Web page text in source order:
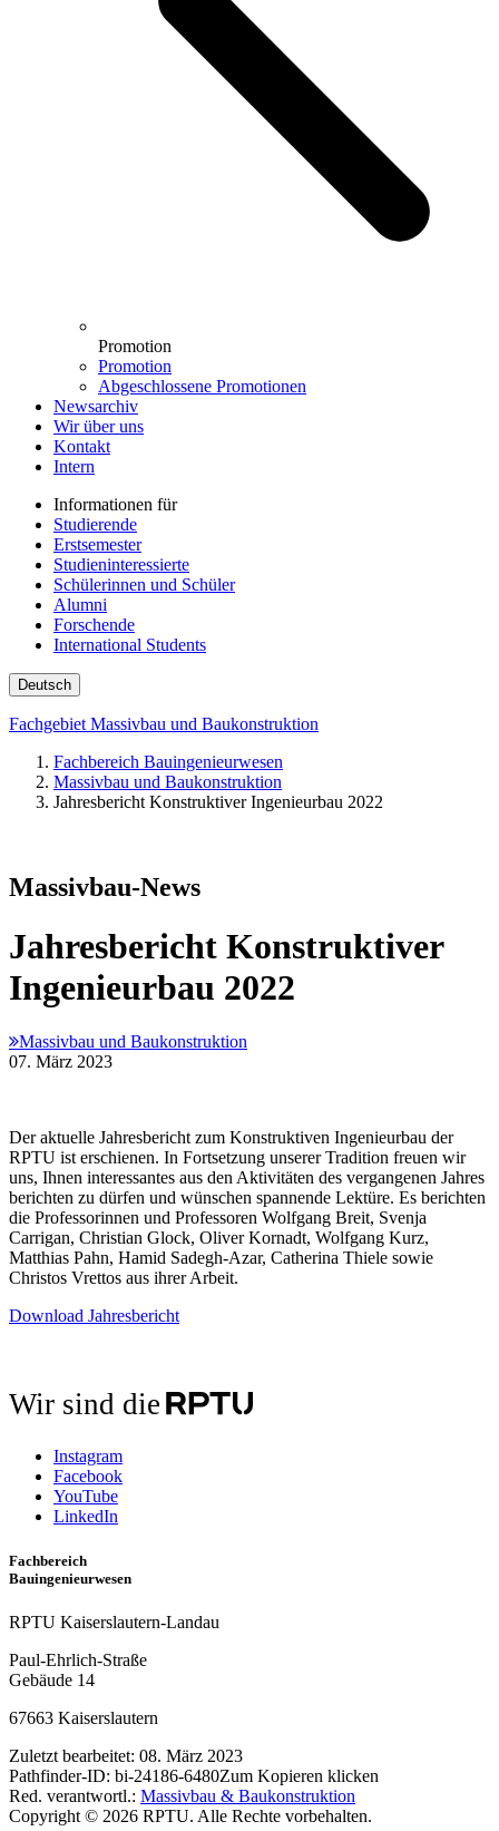
Promotion
Promotion
Abgeschlossene Promotionen
Newsarchiv
Wir über uns
Kontakt
Intern
Informationen für
Studierende
Erstsemester
Studieninteressierte
Schülerinnen und Schüler
Alumni
Forschende
International Students
Deutsch
Fachgebiet Massivbau und Baukonstruktion
Fachbereich Bauingenieurwesen
Massivbau und Baukonstruktion
Jahresbericht Konstruktiver Ingenieurbau 2022
Massivbau-News
Jahresbericht Konstruktiver
Ingenieurbau 2022
Massivbau und Baukonstruktion
07. März 2023
Der aktuelle Jahresbericht zum Konstruktiven Ingenieurbau der
RPTU ist erschienen. In Fortsetzung unserer Tradition freuen wir
uns, Ihnen interessantes aus den Aktivitäten des vergangenen Jahres
berichten zu dürfen und wünschen spannende Lektüre. Es berichten
die Professorinnen und Professoren Wolfgang Breit, Svenja
Carrigan, Christian Glock, Oliver Kornadt, Wolfgang Kurz,
Matthias Pahn, Hamid Sadegh-Azar, Catherina Thiele sowie
Christos Vrettos aus ihrer Arbeit.
Download Jahresbericht
Wir sind die
Instagram
Facebook
YouTube
LinkedIn
Fachbereich
Bauingenieurwesen
RPTU Kaiserslautern-Landau
Paul-Ehrlich-Straße
Gebäude 14
67663 Kaiserslautern
Zuletzt bearbeitet: 08. März 2023
Pathfinder-ID: bi-24186-6480Zum Kopieren klicken
Red. verantwortl.: Massivbau & Baukonstruktion
Copyright © 2026 RPTU. Alle Rechte vorbehalten.